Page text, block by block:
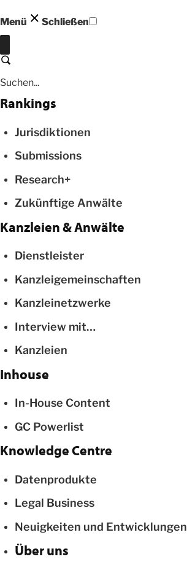
Menü Schließen
Schließen
Suchen
Rankings
Jurisdiktionen
Submissions
Research+
Zukünftige Anwälte
Kanzleien & Anwälte
Dienstleister
Kanzleigemeinschaften
Kanzleinetzwerke
Interview mit…
Kanzleien
Inhouse
In-House Content
GC Powerlist
Knowledge Centre
Datenprodukte
Legal Business
Neuigkeiten und Entwicklungen
Über uns